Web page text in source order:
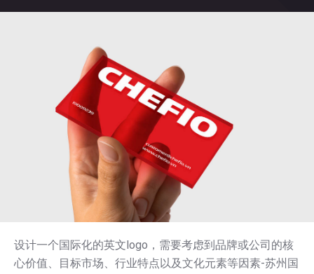
设计一个国际化的英文logo，需要考虑到品牌或公司的核
心价值、目标市场、行业特点以及文化元素等因素-苏州国